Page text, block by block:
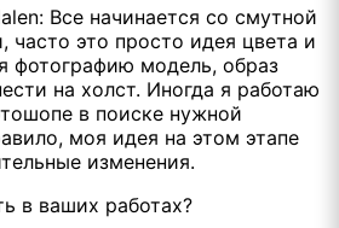
Все начинается со смутной
часто это просто идея цвета и
фотографию модель, образ
на холст. Иногда я работаю
в поиске нужной
моя идея на этом этапе
изменения.
в ваших работах?